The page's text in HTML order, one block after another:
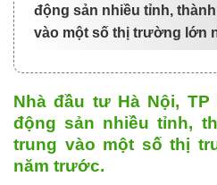
động sản nhiều tỉnh,
vào một số thị trường lớn
Nhà đầu tư Hà Nội, TP
động sản nhiều tỉnh,
trung vào một số thị
năm trước.